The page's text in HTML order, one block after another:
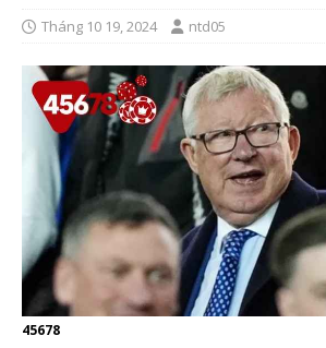
Tháng 10 19, 2024 ntd05
45678